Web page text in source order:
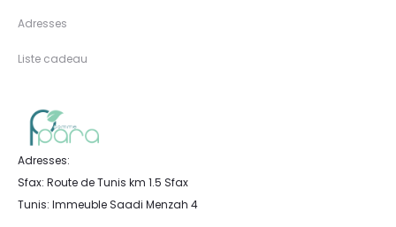
Adresses
Liste cadeau
Adresses:
Sfax: Route de Tunis km 1.5 Sfax
Tunis: Immeuble Saadi Menzah 4